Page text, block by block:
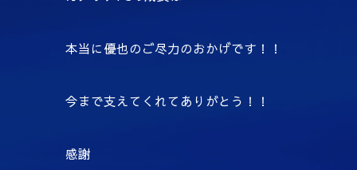
本当に優也のご尽力のおかげです！！
今まで支えてくれてありがとう！！
感謝